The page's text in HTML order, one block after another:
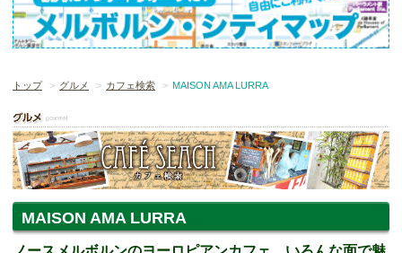
トップ グルメ カフェ検索 MAISON AMA LURRA
MAISON AMA LURRA